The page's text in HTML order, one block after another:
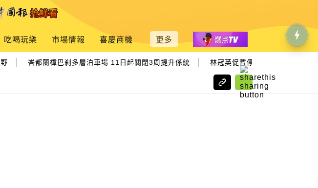
吃喝玩樂 市場情報 喜慶商機 更多
| 峇都蘭樟巴刹多層泊車場 11日起關閉3周提升係統 | 林冠英促暫停ANPR係統 先檢討再